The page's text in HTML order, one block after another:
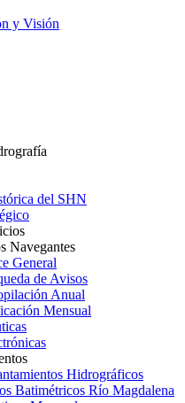
y Visión
del SHN
Navegantes
General
de Avisos
Anual
Mensual
Hidrográficos
Batimétricos Río Magdalena